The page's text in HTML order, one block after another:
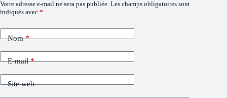
Votre adresse e-mail ne sera pas publiée. Les champs obligatoires sont
indiqués avec *
Nom*
E-mail*
Site web